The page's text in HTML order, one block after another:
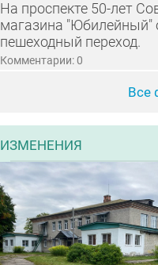
На проспекте 50-лет
магазина "Юбилейный"
пешеходный переход.
Комментарии: 0
Все
ИЗМЕНЕНИЯ